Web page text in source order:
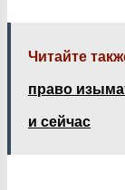
Читайте
право
и сейчас